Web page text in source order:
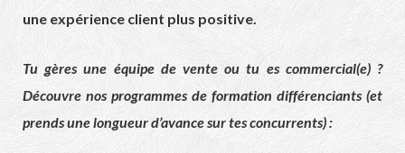
une expérience client plus positive.
Tu gères une équipe de vente ou tu es commercial(e) ?
Découvre nos programmes de formation différenciants (et
prends une longueur d’avance sur tes concurrents) :